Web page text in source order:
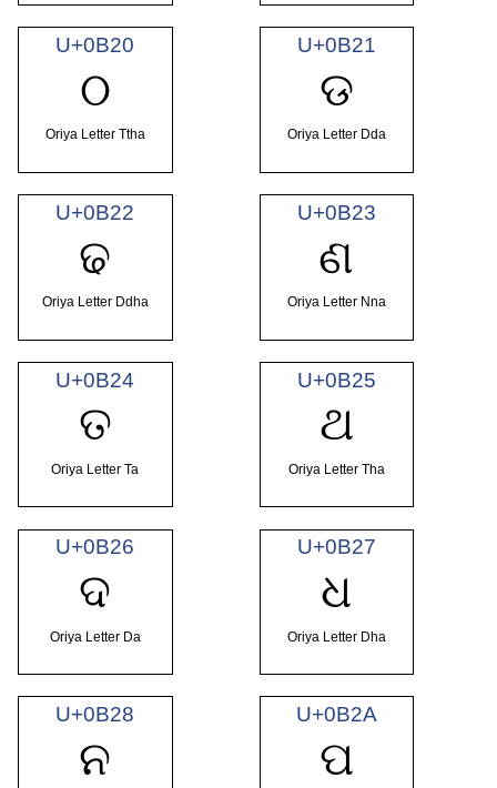
U+0B20
ଠ
Oriya Letter Ttha
U+0B21
ଡ
Oriya Letter Dda
U+0B22
ଢ
Oriya Letter Ddha
U+0B23
ଣ
Oriya Letter Nna
U+0B24
ତ
Oriya Letter Ta
U+0B25
ଥ
Oriya Letter Tha
U+0B26
ଦ
Oriya Letter Da
U+0B27
ଧ
Oriya Letter Dha
U+0B28
ନ
U+0B2A
ପ